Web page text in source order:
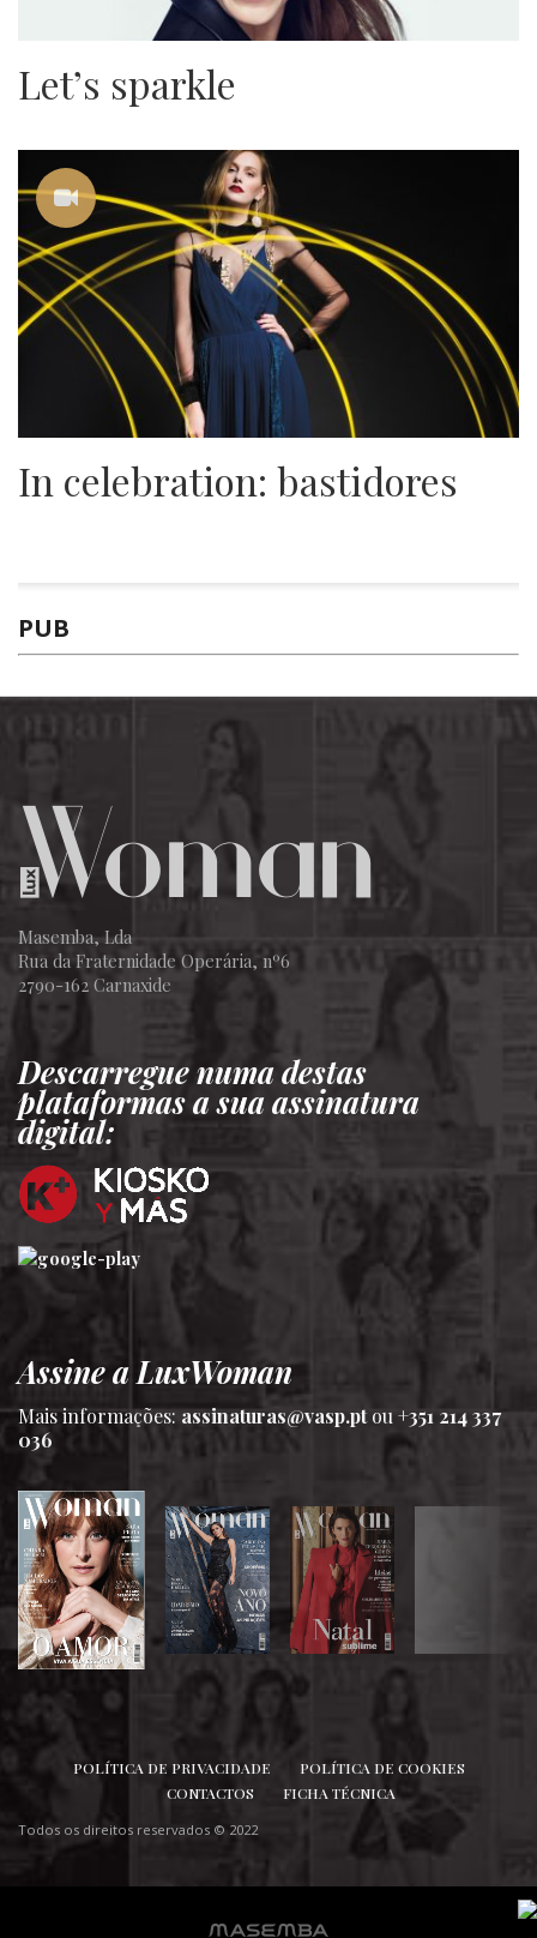
SIGA-NOS
Let’s sparkle
In celebration: bastidores
PUB
Masemba, Lda
Rua da Fraternidade Operária, nº6
2790-162 Carnaxide
Descarregue numa destas
plataformas a sua assinatura
digital:
Assine a LuxWoman
Mais informações:assinaturas@vasp.ptou +351 214 337
036
POLÍTICA DE PRIVACIDADE
POLÍTICA DE COOKIES
CONTACTOS
FICHA TÉCNICA
Todos os direitos reservados © 2022